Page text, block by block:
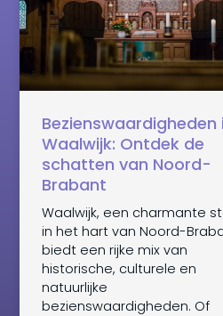
Bezienswaardigheden
Waalwijk: Ontdek de
schatten van Noord-
Brabant
Waalwijk, een charmante
in het hart van Noord-
biedt een rijke mix van
historische, culturele en
natuurlijke
bezienswaardigheden. Of